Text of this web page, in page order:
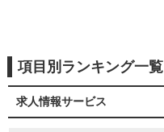
項目別ランキング一覧
求人情報サービス